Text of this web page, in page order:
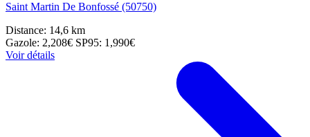
Saint Martin De Bonfossé (50750)
Distance: 14,6 km
Gazole: 2,208€ SP95: 1,990€
Voir détails